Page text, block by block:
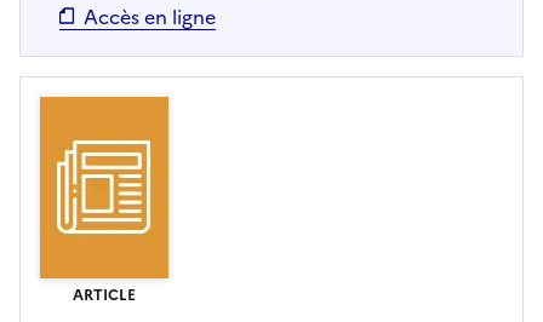
Accès en ligne
ARTICLE